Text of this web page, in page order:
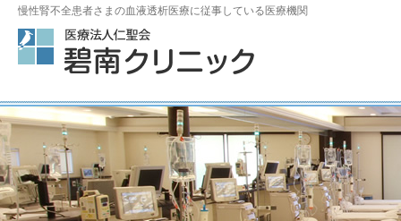
慢性腎不全患者さまの血液透析医療に従事している医療機関